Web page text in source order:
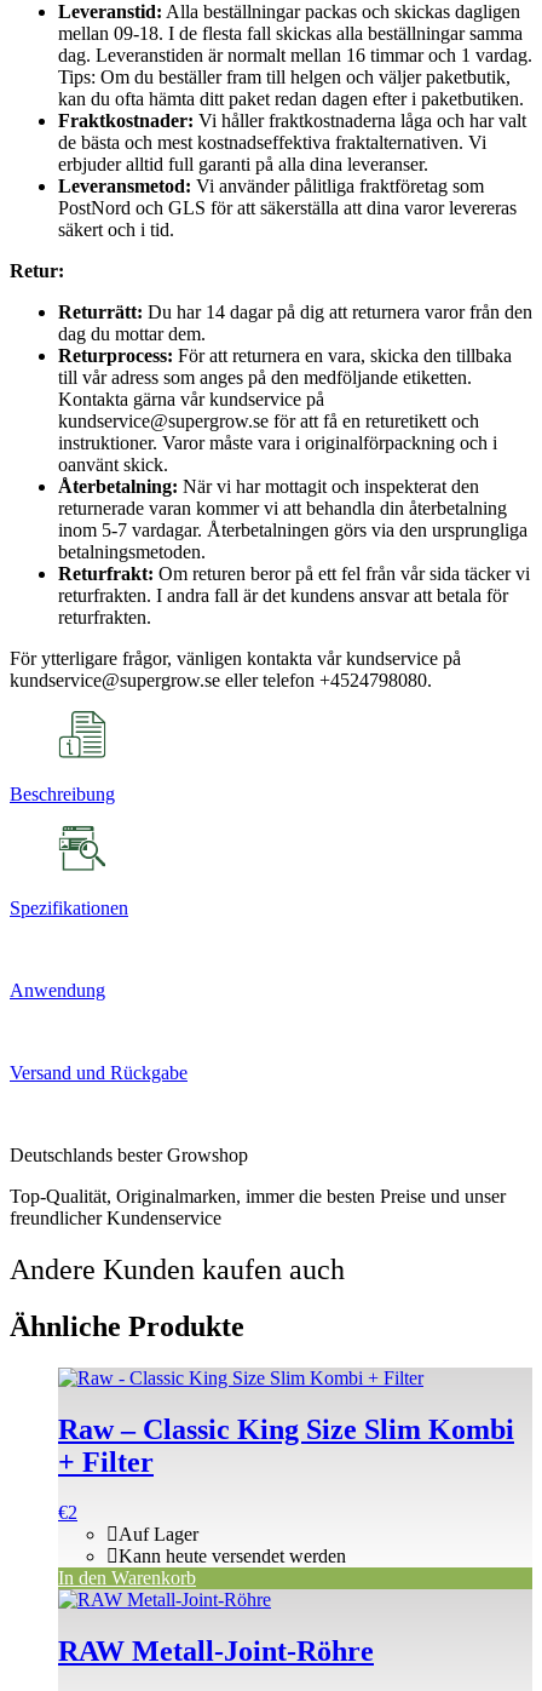
Leveranstid: Alla beställningar packas och skickas dagligen
mellan 09-18. I de flesta fall skickas alla beställningar samma
dag. Leveranstiden är normalt mellan 16 timmar och 1 vardag.
Tips: Om du beställer fram till helgen och väljer paketbutik,
kan du ofta hämta ditt paket redan dagen efter i paketbutiken.
Fraktkostnader: Vi håller fraktkostnaderna låga och har valt
de bästa och mest kostnadseffektiva fraktalternativen. Vi
erbjuder alltid full garanti på alla dina leveranser.
Leveransmetod: Vi använder pålitliga fraktföretag som
PostNord och GLS för att säkerställa att dina varor levereras
säkert och i tid.
Retur:
Returrätt: Du har 14 dagar på dig att returnera varor från den
dag du mottar dem.
Returprocess: För att returnera en vara, skicka den tillbaka
till vår adress som anges på den medföljande etiketten.
Kontakta gärna vår kundservice på
kundservice@supergrow.se för att få en returetikett och
instruktioner. Varor måste vara i originalförpackning och i
oanvänt skick.
Återbetalning: När vi har mottagit och inspekterat den
returnerade varan kommer vi att behandla din återbetalning
inom 5-7 vardagar. Återbetalningen görs via den ursprungliga
betalningsmetoden.
Returfrakt: Om returen beror på ett fel från vår sida täcker vi
returfrakten. I andra fall är det kundens ansvar att betala för
returfrakten.
För ytterligare frågor, vänligen kontakta vår kundservice på
kundservice@supergrow.se eller telefon +4524798080.
Beschreibung
Spezifikationen
Anwendung
Versand und Rückgabe
Deutschlands bester Growshop
Top-Qualität, Originalmarken, immer die besten Preise und unser
freundlicher Kundenservice
Andere Kunden kaufen auch
Ähnliche Produkte
Raw – Classic King Size Slim Kombi
+ Filter
€2
Auf Lager
Kann heute versendet werden
In den Warenkorb
RAW Metall-Joint-Röhre